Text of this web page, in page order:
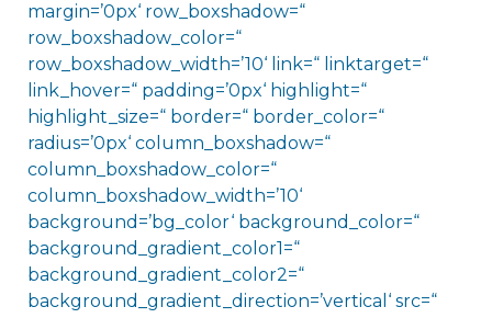
margin=’0px‘ row_boxshadow=“
row_boxshadow_color=“
row_boxshadow_width=’10‘ link=“ linktarget=“
link_hover=“ padding=’0px‘ highlight=“
highlight_size=“ border=“ border_color=“
radius=’0px‘ column_boxshadow=“
column_boxshadow_color=“
column_boxshadow_width=’10‘
background=’bg_color‘ background_color=“
background_gradient_color1=“
background_gradient_color2=“
background_gradient_direction=’vertical‘ src=“